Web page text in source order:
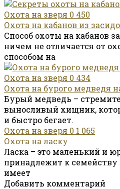
Охота на зверя 0 450
Охота на кабанов из
Способ охоты на кабанов
ничем не отличается от
способом на
Охота на зверя 0 434
Охота на бурого медведя
Бурый медведь –
выносливый хищник,
и быстро бегает.
Охота на зверя 0 1 065
Охота на ласку
Ласка – это маленький и
принадлежит к
имеет
Добавить комментарий